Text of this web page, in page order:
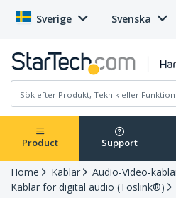
Sverige Svenska
Product Support
Home Kablar
Audio-Video-
Kablar för digital audio (Toslink®)